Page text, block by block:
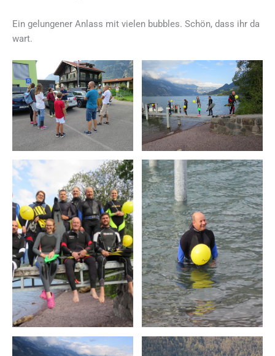
Ein gelungener Anlass mit vielen bubbles. Schön, dass ihr da
wart.